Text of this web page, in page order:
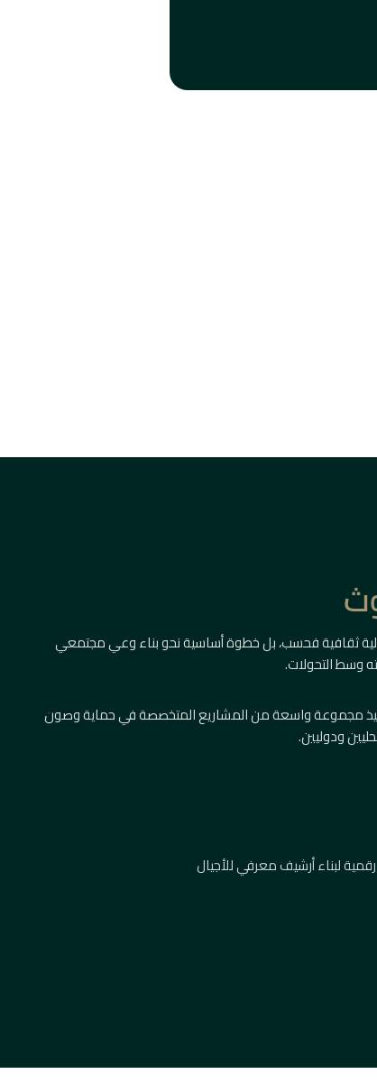
ثقافية فحسب، بل خطوة أساسية نحو بناء وعي مجتمعي
وسط التحولات.
مجموعة واسعة من المشاريع المتخصصة في حماية وصون
ودوليين.
لبناء أرشيف معرفي للأجيال